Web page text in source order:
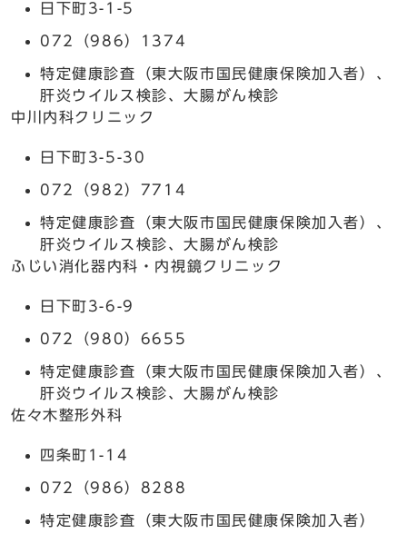
日下町3-1-5
072（986）1374
特定健康診査（東大阪市国民健康保険加入者）、
肝炎ウイルス検診、大腸がん検診
中川内科クリニック
日下町3-5-30
072（982）7714
特定健康診査（東大阪市国民健康保険加入者）、
肝炎ウイルス検診、大腸がん検診
ふじい消化器内科・内視鏡クリニック
日下町3-6-9
072（980）6655
特定健康診査（東大阪市国民健康保険加入者）、
肝炎ウイルス検診、大腸がん検診
佐々木整形外科
四条町1-14
072（986）8288
特定健康診査（東大阪市国民健康保険加入者）